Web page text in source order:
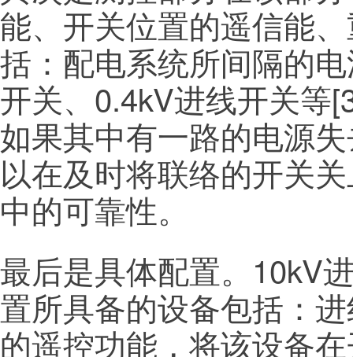
能、开关位置的遥信能
括：配电系统所间隔的
开关、0.4kV进线开关等
如果其中有一路的电源
以在及时将联络的开关
中的可靠性。
最后是具体配置。10kV
置所具备的设备包括：
的遥控功能，将该设备